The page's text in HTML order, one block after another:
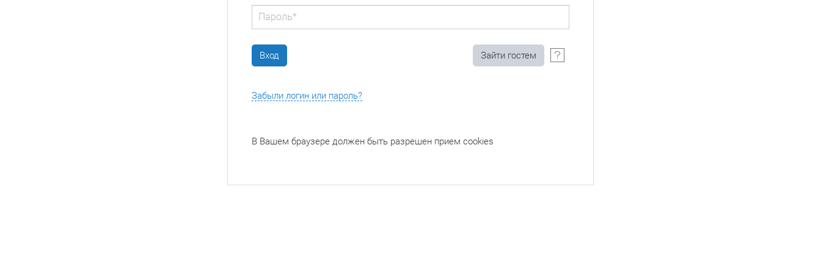
Забыли логин или пароль?
В Вашем браузере должен быть разрешен прием cookies